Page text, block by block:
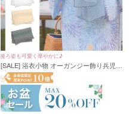
後ろ姿も可愛く華やかに♪
[SALE] 浴衣小物 オーガンジー飾り兵児帯
(ホワイト/ベージュ/ブルーグレー)